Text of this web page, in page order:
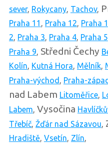
sever, Rokycany, Tachov,
Praha 11 , Praha 12, Praha
2, Praha 3, Praha 4, Praha 5
Praha 9, Středni Čechy
Kolín, Kutná Hora, Mělník,
Praha-východ , Praha-západ
nad Labem Litoměřice,
Labem, Vysočina
Třebíč, Žďár nad Sázavou,
Hradiště, Vsetín, Zlín,